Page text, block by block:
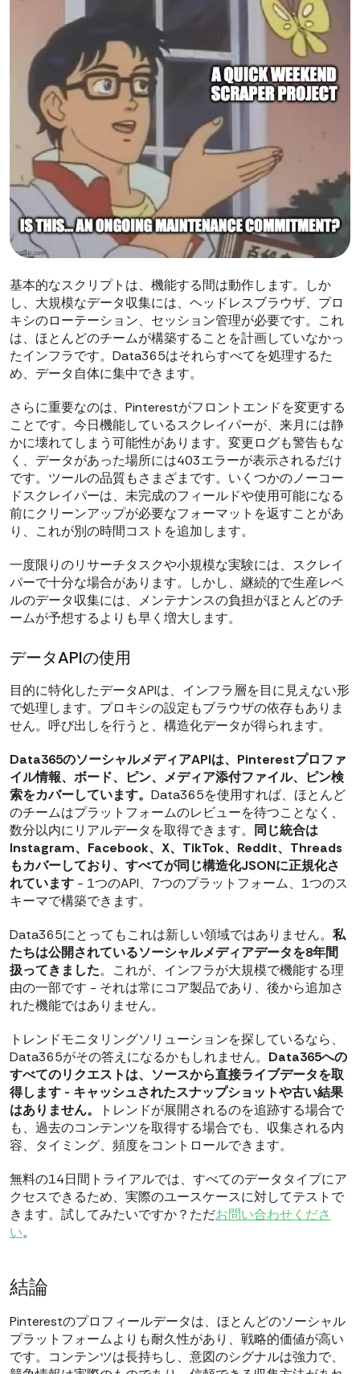
基本的なスクリプトは、機能する間は動作します。しか
し、大規模なデータ収集には、ヘッドレスブラウザ、プロ
キシのローテーション、セッション管理が必要です。これ
は、ほとんどのチームが構築することを計画していなかっ
たインフラです。Data365はそれらすべてを処理するた
め、データ自体に集中できます。
さらに重要なのは、Pinterestがフロントエンドを変更する
ことです。今日機能しているスクレイパーが、来月には静
かに壊れてしまう可能性があります。変更ログも警告もな
く、データがあった場所には403エラーが表示されるだけ
です。ツールの品質もさまざまです。いくつかのノーコー
ドスクレイパーは、未完成のフィールドや使用可能になる
前にクリーンアップが必要なフォーマットを返すことがあ
り、これが別の時間コストを追加します。
一度限りのリサーチタスクや小規模な実験には、スクレイ
パーで十分な場合があります。しかし、継続的で生産レベ
ルのデータ収集には、メンテナンスの負担がほとんどのチ
ームが予想するよりも早く増大します。
データAPIの使用
目的に特化したデータAPIは、インフラ層を目に見えない形
で処理します。プロキシの設定もブラウザの依存もありま
せん。呼び出しを行うと、構造化データが得られます。
Data365のソーシャルメディアAPIは、Pinterestプロファ
イル情報、ボード、ピン、メディア添付ファイル、ピン検
索をカバーしています。 Data365を使用すれば、ほとんど
のチームはプラットフォームのレビューを待つことなく、
数分以内にリアルデータを取得できます。
同じ統合は
Instagram、Facebook、X、TikTok、Reddit、Threads
もカバーしており、すべてが同じ構造化JSONに正規化さ
れています - 1つのAPI、7つのプラットフォーム、1つのス
キーマで構築できます。
Data365にとってもこれは新しい領域ではありません。 私
たちは公開されているソーシャルメディアデータを8年間
扱ってきました。これが、インフラが大規模で機能する理
由の一部です - それは常にコア製品であり、後から追加さ
れた機能ではありません。
トレンドモニタリングソリューションを探しているなら、
Data365がその答えになるかもしれません。 Data365への
すべてのリクエストは、ソースから直接ライブデータを取
得します - キャッシュされたスナップショットや古い結果
はありません。
トレンドが展開されるのを追跡する場合で
も、過去のコンテンツを取得する場合でも、収集される内
容、タイミング、頻度をコントロールできます。
無料の14日間トライアルでは、すべてのデータタイプにア
クセスできるため、実際のユースケースに対してテストで
きます。試してみたいですか？ただお問い合わせくださ
い。
結論
Pinterestのプロフィールデータは、ほとんどのソーシャル
プラットフォームよりも耐久性があり、戦略的価値が高い
です。コンテンツは長持ちし、意図のシグナルは強力で、